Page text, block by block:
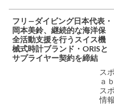
フリ―ダイビング日本代表・
岡本美鈴、継続的な海洋保
全活動支援を行うスイス機
械式時計ブランド・ORISと
サプライヤー契約を締結
ス
ａ
ス
情報